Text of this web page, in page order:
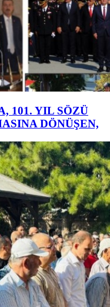
101. YIL SÖZÜ
DÖNÜŞEN,